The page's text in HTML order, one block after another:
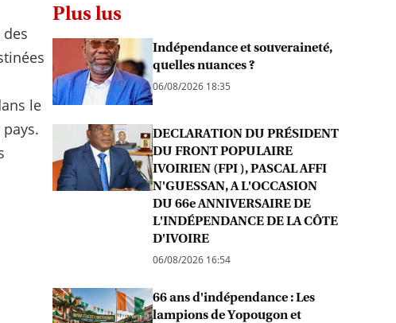
le
Plus lus
Indépendance et souveraineté,
quelles nuances ?
06/08/2026 18:35
DECLARATION DU PRÉSIDENT
DU FRONT POPULAIRE
IVOIRIEN (FPI ), PASCAL AFFI
N'GUESSAN, A L'OCCASION
DU 66e ANNIVERSAIRE DE
L'INDÉPENDANCE DE LA CÔTE
D'IVOIRE
06/08/2026 16:54
66 ans d'indépendance : Les
lampions de Yopougon et